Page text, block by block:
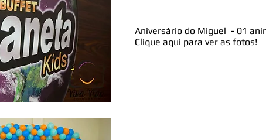
Aniversário do Miguel - 01
Clique aqui para ver as fotos!